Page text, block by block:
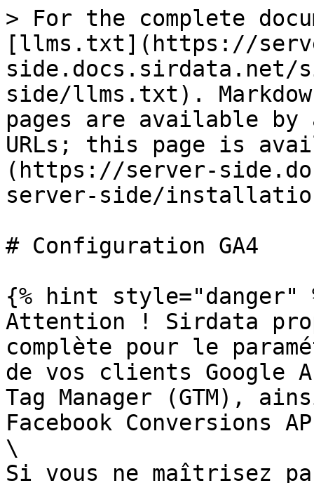
> For the complete
[llms.txt](https://
side.docs.sirdata.net/
side/llms.txt).
pages are available by
URLs; this page is
(https://server-
server-side/
# Configuration GA4
{% hint style="danger"
Attention ! Sirdata
complète pour le
de vos clients Google
Tag Manager (GTM),
Facebook Conversions
\
Si vous ne maîtrisez